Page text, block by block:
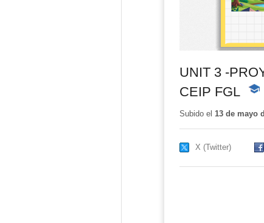
UNIT 3 -
CEIP FGL
-
Subido el 13 de mayo
X (Twitter)